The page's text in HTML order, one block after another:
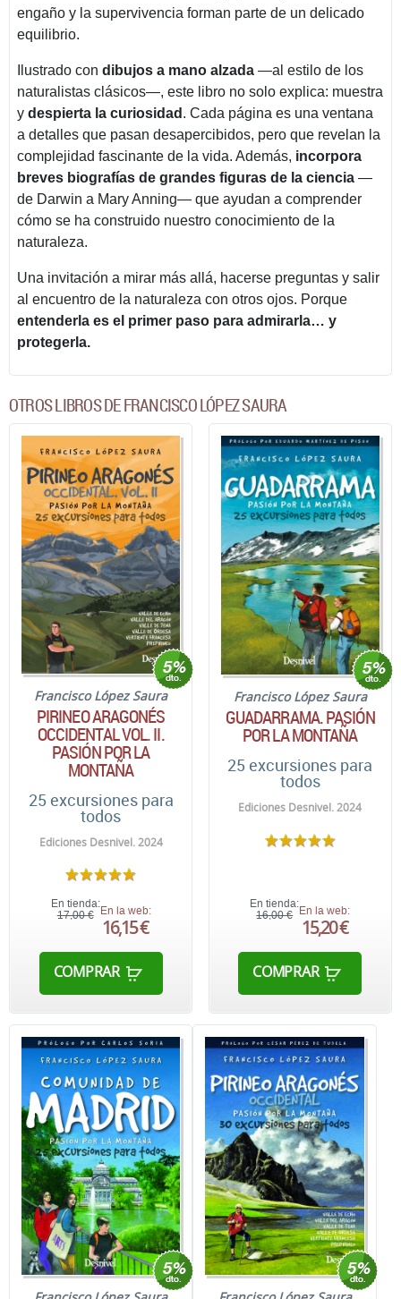
engaño y la supervivencia forman parte de un delicado
equilibrio.
Ilustrado con dibujos a mano alzada —al estilo de los
naturalistas clásicos—, este libro no solo explica: muestra
y despierta la curiosidad . Cada página es una ventana
a detalles que pasan desapercibidos, pero que revelan la
complejidad fascinante de la vida. Además, incorpora
breves biografías de grandes figuras de la ciencia —
de Darwin a Mary Anning— que ayudan a comprender
cómo se ha construido nuestro conocimiento de la
naturaleza.
Una invitación a mirar más allá, hacerse preguntas y salir
al encuentro de la naturaleza con otros ojos. Porque
entenderla es el primer paso para admirarla… y
protegerla.
OTROS LIBROS DE FRANCISCO LÓPEZ SAURA
Francisco López Saura
PIRINEO ARAGONÉS
OCCIDENTAL VOL. II.
PASIÓN POR LA
MONTAÑA
25 excursiones para
todos
Ediciones Desnivel. 2024
En tienda:
17,00 € En la web:
16,15 €
COMPRAR
Francisco López Saura
GUADARRAMA. PASIÓN
POR LA MONTAÑA
25 excursiones para
todos
Ediciones Desnivel. 2024
En tienda:
16,00 €
En la web:
15,20 €
COMPRAR